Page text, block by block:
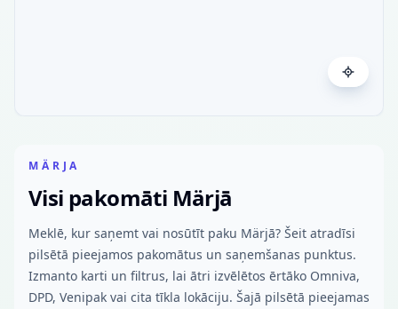
MÄRJA
Visi pakomāti Märjā
Meklē, kur saņemt vai nosūtīt paku Märjā? Šeit atradīsi
pilsētā pieejamos pakomātus un saņemšanas punktus.
Izmanto karti un filtrus, lai ātri izvēlētos ērtāko Omniva,
DPD, Venipak vai cita tīkla lokāciju. Šajā pilsētā pieejamas